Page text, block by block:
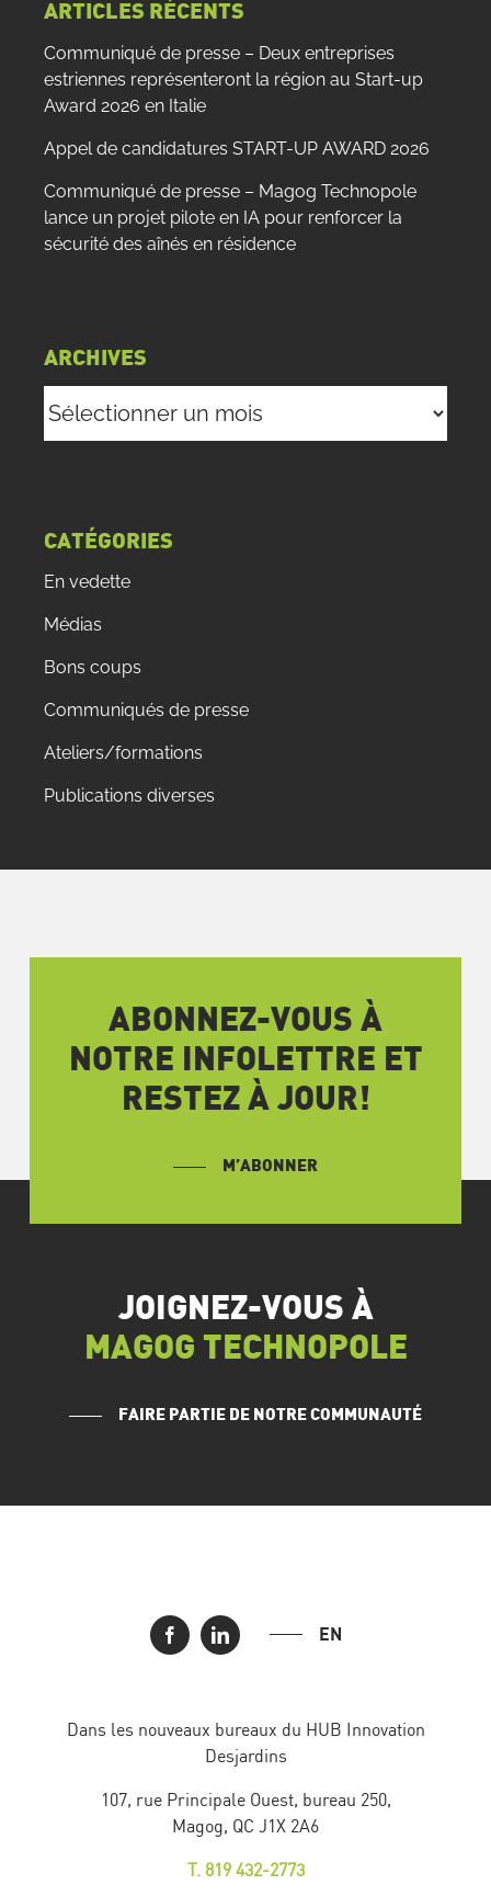
ARTICLES RÉCENTS
Communiqué de presse – Deux entreprises
estriennes représenteront la région au Start-up
Award 2026 en Italie
Appel de candidatures START-UP AWARD 2026
Communiqué de presse – Magog Technopole
lance un projet pilote en IA pour renforcer la
sécurité des aînés en résidence
ARCHIVES
CATÉGORIES
En vedette
Médias
Bons coups
Communiqués de presse
Ateliers/formations
Publications diverses
ABONNEZ-VOUS À
NOTRE INFOLETTRE ET
RESTEZ À JOUR!
M’ABONNER
JOIGNEZ-VOUS À
MAGOG TECHNOPOLE
FAIRE PARTIE DE NOTRE COMMUNAUTÉ
EN
Dans les nouveaux bureaux du HUB Innovation
Desjardins
107, rue Principale Ouest, bureau 250,
Magog, QC J1X 2A6
T. 819 432-2773